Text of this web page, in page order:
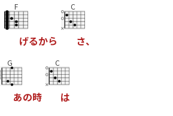
F
げるから
C
さ、
G
あの時
C
は